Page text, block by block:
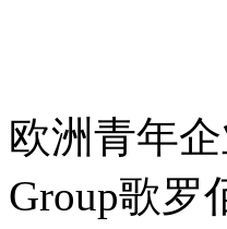
欧洲青年
Group歌罗